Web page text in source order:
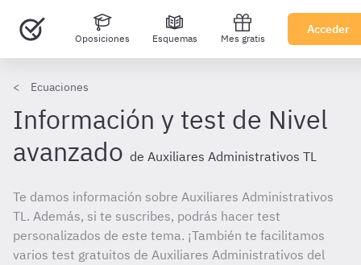
Oposiciones Esquemas Mes gratis
Acceder
Ecuaciones
Información y test de Nivel
avanzado de Auxiliares Administrativos TL
Te damos información sobre Auxiliares Administrativos
TL. Además, si te suscribes, podrás hacer test
personalizados de este tema. ¡También te facilitamos
varios test gratuitos de Auxiliares Administrativos del